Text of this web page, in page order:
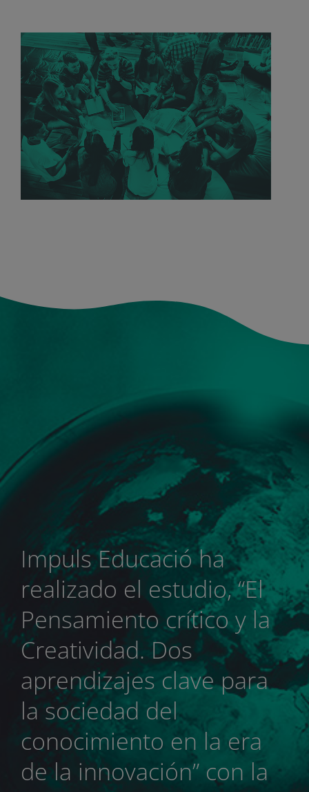
Impuls Educació ha
realizado el estudio, “El
Pensamiento crítico y la
Creatividad. Dos
aprendizajes clave para
la sociedad del
conocimiento en la era
de la innovación” con la